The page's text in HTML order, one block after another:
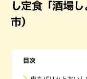
し定食「酒場
市）
目次